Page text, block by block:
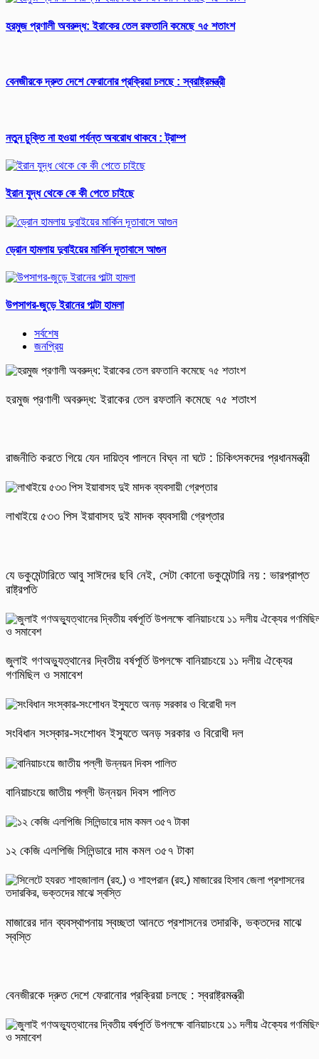
হরমুজ প্রণালী অবরুদ্ধ: ইরাকের তেল রফতানি কমেছে ৭৫ শতাংশ
বেনজীরকে দ্রুত দেশে ফেরানোর প্রক্রিয়া চলছে : স্বরাষ্ট্রমন্ত্রী
নতুন চুক্তি না হওয়া পর্যন্ত অবরোধ থাকবে : ট্রাম্প
ইরান যুদ্ধ থেকে কে কী পেতে চাইছে
ড্রোন হামলায় দুবাইয়ের মার্কিন দূতাবাসে আগুন
উপসাগর-জুড়ে ইরানের পাল্টা হামলা
সর্বশেষ
জনপ্রিয়
হরমুজ প্রণালী অবরুদ্ধ: ইরাকের তেল রফতানি কমেছে ৭৫ শতাংশ
রাজনীতি করতে গিয়ে যেন দায়িত্ব পালনে বিঘ্ন না ঘটে : চিকিৎসকদের প্রধানমন্ত্রী
লাখাইয়ে ৫৩৩ পিস ইয়াবাসহ দুই মাদক ব্যবসায়ী গ্রেপ্তার
যে ডকুমেন্টারিতে আবু সাঈদের ছবি নেই, সেটা কোনো ডকুমেন্টারি নয় : ভারপ্রাপ্ত
রাষ্ট্রপতি
জুলাই গণঅভ্যুত্থানের দ্বিতীয় বর্ষপূর্তি উপলক্ষে বানিয়াচংয়ে ১১ দলীয় ঐক্যের
গণমিছিল ও সমাবেশ
সংবিধান সংস্কার-সংশোধন ইস্যুতে অনড় সরকার ও বিরোধী দল
বানিয়াচংয়ে জাতীয় পল্লী উন্নয়ন দিবস পালিত
১২ কেজি এলপিজি সিলিন্ডারে দাম কমল ৩৫৭ টাকা
মাজারের দান ব্যবস্থাপনায় স্বচ্ছতা আনতে প্রশাসনের তদারকি, ভক্তদের মাঝে
স্বস্তি
বেনজীরকে দ্রুত দেশে ফেরানোর প্রক্রিয়া চলছে : স্বরাষ্ট্রমন্ত্রী